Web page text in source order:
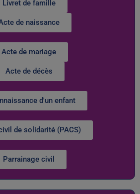
Livret de famille
de naissance
Acte de mariage
Acte de décès
d'un enfant
de solidarité (PACS)
Parrainage civil